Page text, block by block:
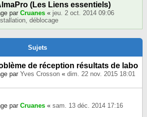
(Les Liens essentiels)
par Cruanes « jeu. 2 oct. 2014 09:06
déblocage
Sujets
de réception résultats de labo
par Yves Crosson « dim. 22 nov. 2015 18:01
par Cruanes « sam. 13 déc. 2014 17:16